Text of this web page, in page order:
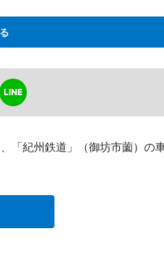
「紀州鉄道」（御坊市薗）の